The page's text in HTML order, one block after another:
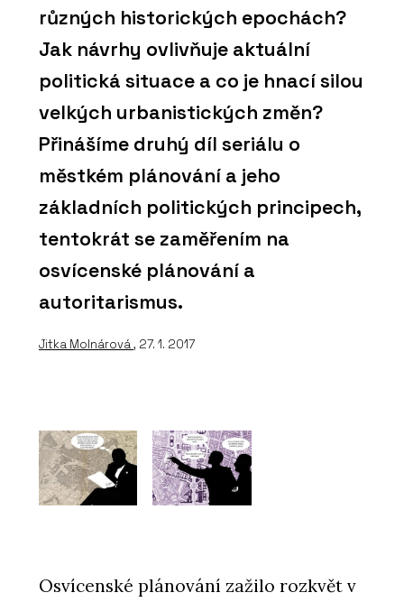
různých historických epochách?
Jak návrhy ovlivňuje aktuální
politická situace a co je hnací silou
velkých urbanistických změn?
Přinášíme druhý díl seriálu o
městkém plánování a jeho
základních politických principech,
tentokrát se zaměřením na
osvícenské plánování a
autoritarismus.
Jitka Molnárová, 27. 1. 2017
Osvícenské plánování zažilo rozkvět v